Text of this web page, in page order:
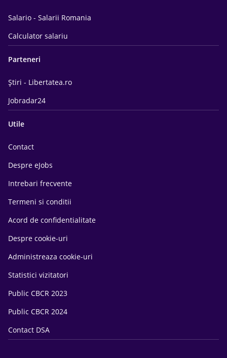
Salario - Salarii Romania
Calculator salariu
Parteneri
Știri - Libertatea.ro
Jobradar24
Utile
Contact
Despre eJobs
Intrebari frecvente
Termeni si conditii
Acord de confidentialitate
Despre cookie-uri
Administreaza cookie-uri
Statistici vizitatori
Public CBCR 2023
Public CBCR 2024
Contact DSA